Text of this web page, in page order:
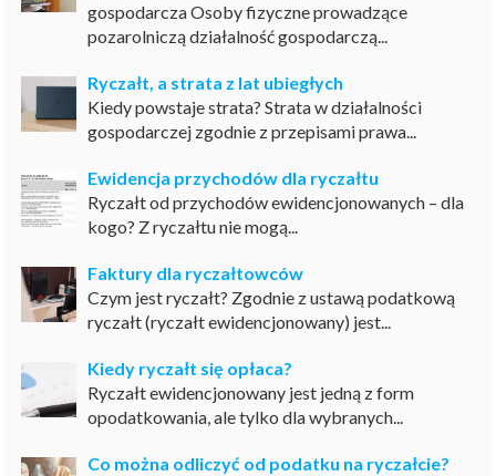
gospodarcza Osoby fizyczne prowadzące
pozarolniczą działalność gospodarczą...
Ryczałt, a strata z lat ubiegłych
Kiedy powstaje strata? Strata w działalności
gospodarczej zgodnie z przepisami prawa...
Ewidencja przychodów dla ryczałtu
Ryczałt od przychodów ewidencjonowanych – dla
kogo? Z ryczałtu nie mogą...
Faktury dla ryczałtowców
Czym jest ryczałt? Zgodnie z ustawą podatkową
ryczałt (ryczałt ewidencjonowany) jest...
Kiedy ryczałt się opłaca?
Ryczałt ewidencjonowany jest jedną z form
opodatkowania, ale tylko dla wybranych...
Co można odliczyć od podatku na ryczałcie?